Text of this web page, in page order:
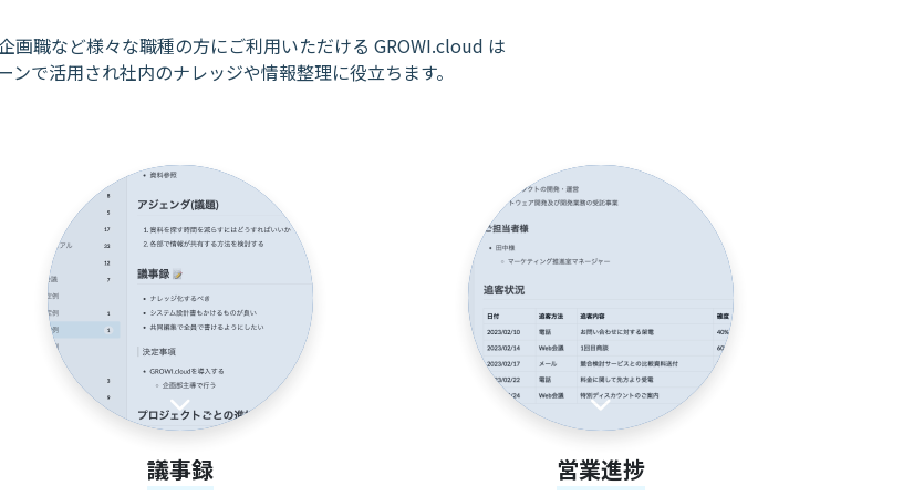
画職など様々な職種の方にご利用いただける GROWI.cloud は
ンで活用され社内のナレッジや情報整理に役立ちます。
議事録 営業進捗